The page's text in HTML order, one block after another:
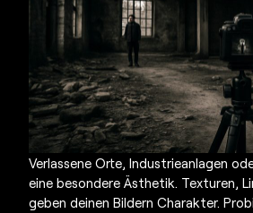
Verlassene Orte, Industrieanlagen
eine besondere Ästhetik. Texturen,
geben deinen Bildern Charakter.